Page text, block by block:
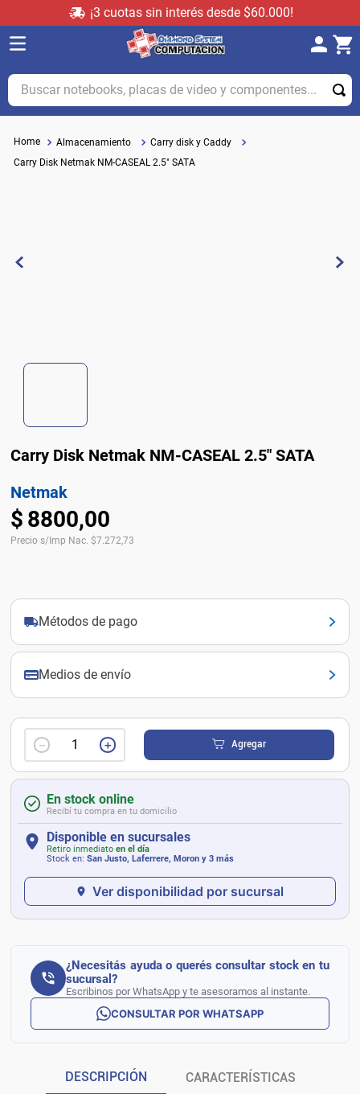
¡3 cuotas sin interés desde $60.000!
Buscar notebooks, placas de video y componentes...
Almacenamiento
Carry disk y Caddy
Carry Disk Netmak NM-CASEAL 2.5" SATA
Carry Disk Netmak NM-CASEAL 2.5" SATA
Netmak
$ 8800,00
Precio s/Imp Nac. $7.272,73
Métodos de pago
Medios de envío
＋
－ Agregar
En stock online
Recibí tu compra en tu domicilio
Disponible en sucursales
Retiro inmediato en el día
Stock en: San Justo, Laferrere, Moron y 3 más
Ver disponibilidad por sucursal
¿Necesitás ayuda o querés consultar stock en tu
sucursal?
Escribinos por WhatsApp y te asesoramos al instante.
CONSULTAR POR WHATSAPP
DESCRIPCIÓN CARACTERÍSTICAS